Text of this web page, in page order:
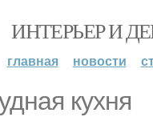
ИНТЕРЬЕР И
главная новости
кухня